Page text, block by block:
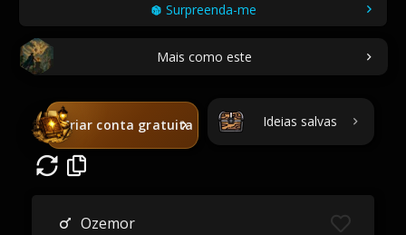
Surpreenda-me
Mais como este
Criar conta gratuita Ideias salvas
Ozemor